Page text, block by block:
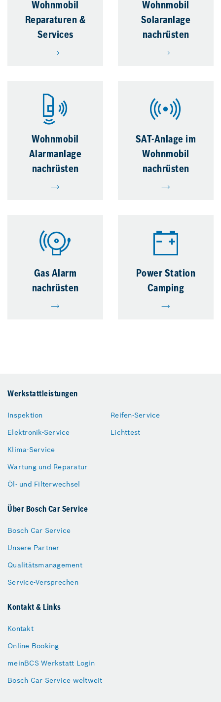
Wohnmobil
Reparaturen &
Services
Wohnmobil
Solaranlage
nachrüsten
Wohnmobil
Alarmanlage
nachrüsten
SAT-Anlage im
Wohnmobil
nachrüsten
Gas Alarm
nachrüsten
Power Station
Camping
Werkstattleistungen
Inspektion
Elektronik-Service
Klima-Service
Wartung und Reparatur
Öl- und Filterwechsel
Reifen-Service
Lichttest
Über Bosch Car Service
Bosch Car Service
Unsere Partner
Qualitätsmanagement
Service-Versprechen
Kontakt & Links
Kontakt
Online Booking
meinBCS Werkstatt Login
Bosch Car Service weltweit